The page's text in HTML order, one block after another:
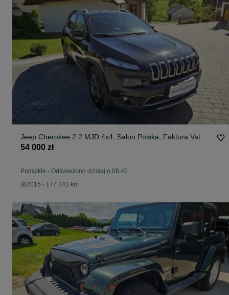
Jeep Cherokee 2.2 MJD 4x4, Salon Polska, Faktura Vat
54 000 zł
Podszkle - Odświeżono dzisiaj o 06:40
2015 - 177 241 km